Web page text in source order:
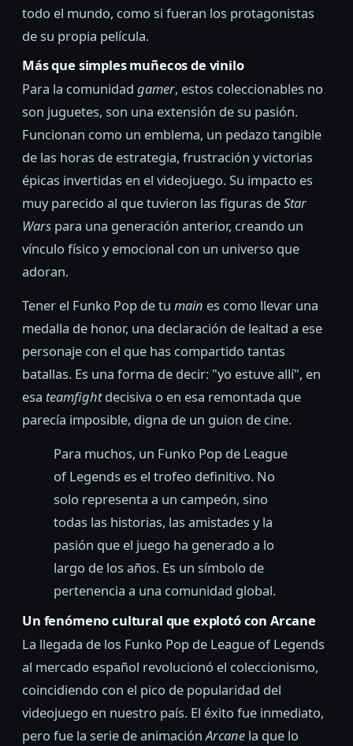
todo el mundo, como si fueran los protagonistas
de su propia película.
Más que simples muñecos de vinilo
Para la comunidad gamer, estos coleccionables no
son juguetes, son una extensión de su pasión.
Funcionan como un emblema, un pedazo tangible
de las horas de estrategia, frustración y victorias
épicas invertidas en el videojuego. Su impacto es
muy parecido al que tuvieron las figuras deStar
Wars para una generación anterior, creando un
vínculo físico y emocional con un universo que
adoran.
Tener el Funko Pop de tu main es como llevar una
medalla de honor, una declaración de lealtad a ese
personaje con el que has compartido tantas
batallas. Es una forma de decir: "yo estuve allí", en
esa teamfightdecisiva o en esa remontada que
parecía imposible, digna de un guion de cine.
Para muchos, un Funko Pop de League
of Legends es el trofeo definitivo. No
solo representa a un campeón, sino
todas las historias, las amistades y la
pasión que el juego ha generado a lo
largo de los años. Es un símbolo de
pertenencia a una comunidad global.
Un fenómeno cultural que explotó con Arcane
La llegada de los Funko Pop de League of Legends
al mercado español revolucionó el coleccionismo,
coincidiendo con el pico de popularidad del
videojuego en nuestro país. El éxito fue inmediato,
pero fue la serie de animaciónArcane la que lo